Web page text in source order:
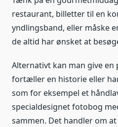
restaurant, billetter til en
yndlingsband, eller måske
de altid har ønsket at
Alternativt kan man give en
fortæller en historie eller
som for eksempel et
specialdesignet fotobog
sammen. Det handler om